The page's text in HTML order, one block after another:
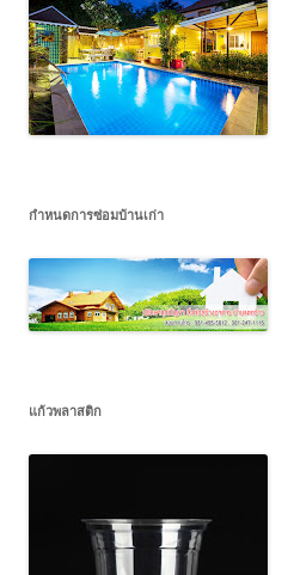
กำหนดการซ่อมบ้านเก่า
แก้วพลาสติก